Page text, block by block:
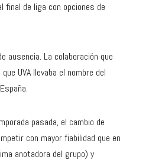
final de liga con opciones de
ausencia. La colaboración que
UVA llevaba el nombre del
pasada, el cambio de
con mayor fiabilidad que en
anotadora del grupo) y